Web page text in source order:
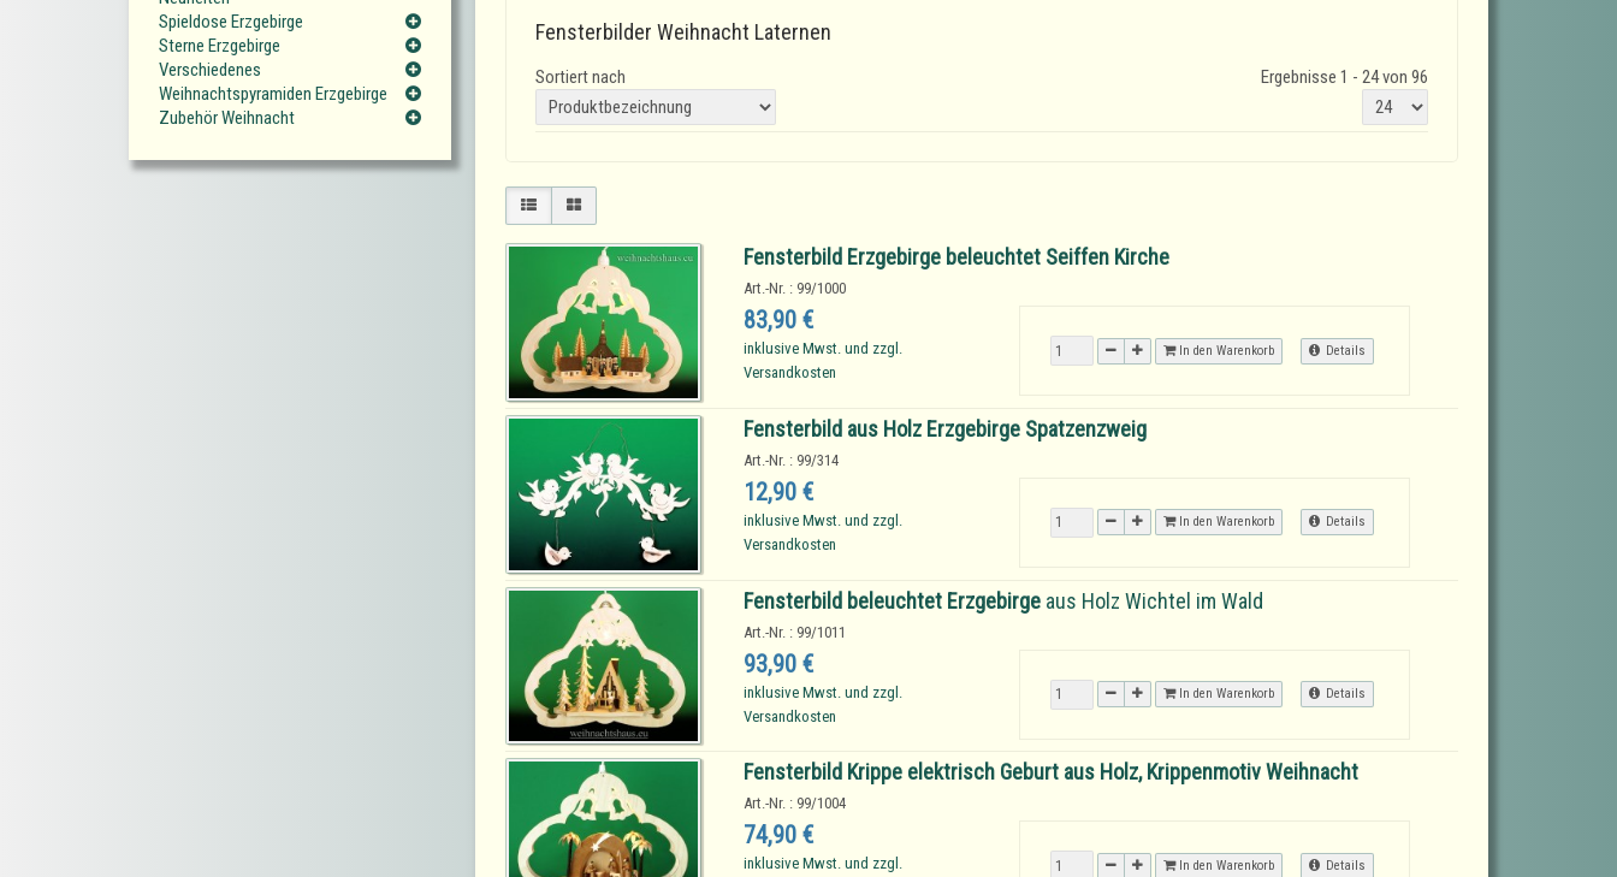
Fensterbilder Weihnacht Laternen
Sortiert nach Ergebnisse 1 - 24 von 96
Fensterbild Erzgebirge beleuchtet Seiffen Kirche
Art.-Nr. : 99/1000
83,90 €
inklusive Mwst. und zzgl.
Versandkosten
In den Warenkorb Details
Fensterbild aus Holz Erzgebirge Spatzenzweig
Art.-Nr. : 99/314
12,90 €
inklusive Mwst. und zzgl.
Versandkosten
In den Warenkorb Details
Fensterbild beleuchtet Erzgebirgeaus Holz Wichtel im Wald
Art.-Nr. : 99/1011
93,90 €
inklusive Mwst. und zzgl.
Versandkosten
In den Warenkorb Details
Fensterbild Krippe elektrisch Geburt aus Holz, Krippenmotiv Weihnacht
Art.-Nr. : 99/1004
74,90 €
inklusive Mwst. und zzgl.
In den Warenkorb Details
Spieldose Erzgebirge
Sterne Erzgebirge
Verschiedenes
Weihnachtspyramiden Erzgebirge
Zubehör Weihnacht